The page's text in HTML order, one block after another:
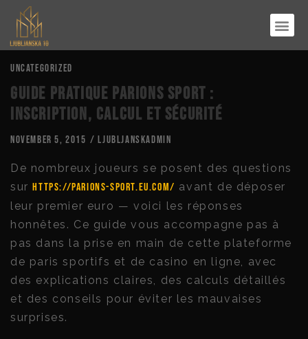
Uncategorized
Guide pratique Parions Sport :
inscription, calcul et sécurité
November 5, 2015 /ljubljanskadmin
De nombreux joueurs se posent des questions
surhttps://parions-sport.eu.com/ avant de déposer
leur premier euro — voici les réponses
honnêtes. Ce guide vous accompagne pas à
pas dans la prise en main de cette plateforme
de paris sportifs et de casino en ligne, avec
des explications claires, des calculs détaillés
et des conseils pour éviter les mauvaises
surprises.